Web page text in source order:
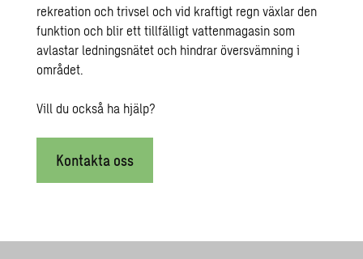
rekreation och trivsel och vid kraftigt regn växlar den
funktion och blir ett tillfälligt vattenmagasin som
avlastar ledningsnätet och hindrar översvämning i
området.
Vill du också ha hjälp?
Kontakta oss